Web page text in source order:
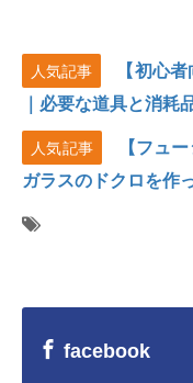
人気記事
【初心
｜必要な道具と消耗
人気記事
【フュ
ガラスのドクロを作
facebook